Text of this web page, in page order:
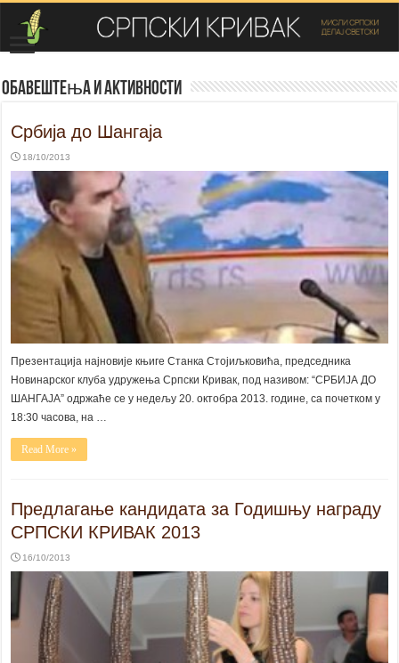
Обавештења и активности
Србија до Шангаја
18/10/2013
Презентација најновије књиге Станка Стојиљковића, председника
Новинарског клуба удружења Српски Кривак, под називом: “СРБИЈА ДО
ШАНГАЈА” одржаће се у недељу 20. октобра 2013. године, са почетком у
18:30 часова, на …
Read More »
Предлагање кандидата за Годишњу награду
СРПСКИ КРИВАК 2013
16/10/2013